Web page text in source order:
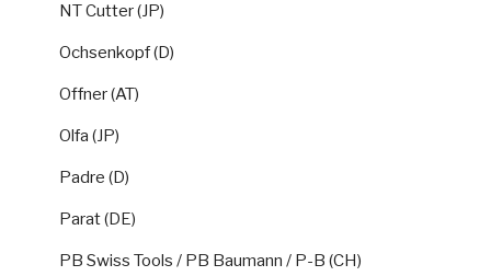
NT Cutter (JP)
Ochsenkopf (D)
Offner (AT)
Olfa (JP)
Padre (D)
Parat (DE)
PB Swiss Tools / PB Baumann / P-B (CH)